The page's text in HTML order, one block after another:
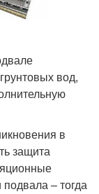
вод,
в
защита
– тогда